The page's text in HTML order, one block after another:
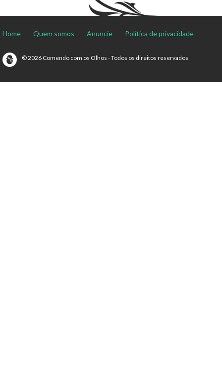
Home Quem somos Anuncie Política de privacidade
© 2026 Comendo com os Olhos - Todos os direitos reservados